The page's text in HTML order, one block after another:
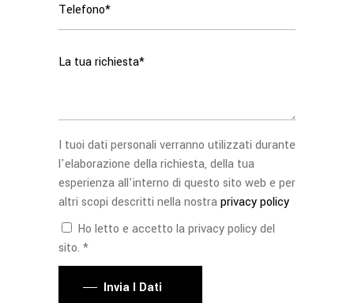
I tuoi dati personali verranno utilizzati durante
l'elaborazione della richiesta, della tua
esperienza all'interno di questo sito web e per
altri scopi descritti nella nostraprivacy policy
Ho letto e accetto la privacy policy del
sito. *
Invia I Dati